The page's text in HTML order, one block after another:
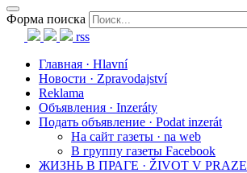
Форма поиска
rss
Главная · Hlavní
Новости · Zpravodajství
Reklama
Объявления · Inzeráty
Подать объявление · Podat inzerát
На сайт газеты · na web
В группу газеты Facebook
ЖИЗНЬ В ПРАГЕ · ŽIVOT V PRAZE